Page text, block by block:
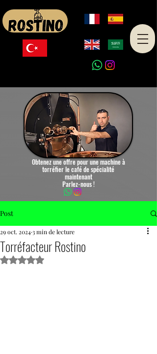
Obtenez une offre pour une machine à
torréfier le café de spécialité
maintenant
Parlez-nous !
Post
Torréfacteur Rostino
29 oct. 20243 min de lecture
Noté NaN étoiles sur 5.